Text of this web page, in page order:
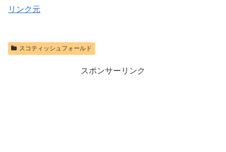
リンク元
スコティッシュフォールド
スポンサーリンク